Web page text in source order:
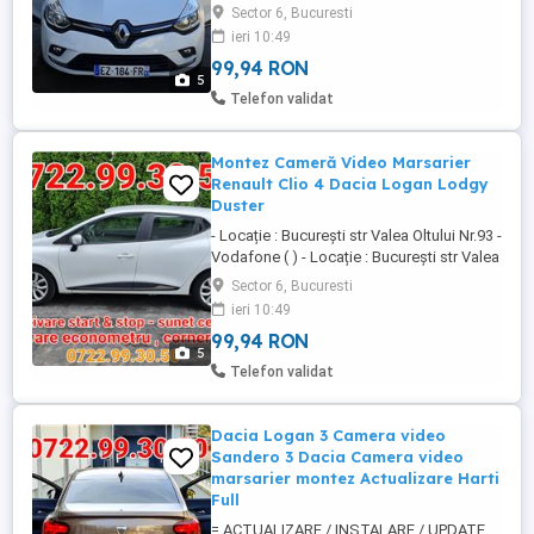
5
MediaNav - Resoftare MediaNav - Locație
: București str Valea Oltului Nr.93 - ( ) - LA
RENAULT CLIO. 4 CAPTUR ACTIVEZ
URMATOARELE - Econometru - Cornering -
Schimbare limba computer bord -
Sector 6, Bucuresti
ieri 10:49
99,94 RON
Telefon validat
5
Montez Cameră Video Marsarier
Renault Clio 4 Dacia Logan Lodgy
Duster
- Locație : București str Valea Oltului Nr.93 -
Vodafone ( ) - Locație : București str Valea
Oltului Nr.93 - Informatii , detalii la nr din
poze !! - MONTEZ camera pe Dacia Logan
Berlina + Mcv 2013-2020 si costa 250 lei (
China ) sau 350 lei ( originala ) camera si
montajul ei pe masina - MONTEZ ...
Sector 6, Bucuresti
ieri 10:49
99,94 RON
Telefon validat
Dacia Logan 3 Camera video
Sandero 3 Dacia Camera video
marsarier montez Actualizare Harti
Full
= ACTUALIZARE / INSTALARE / UPDATE